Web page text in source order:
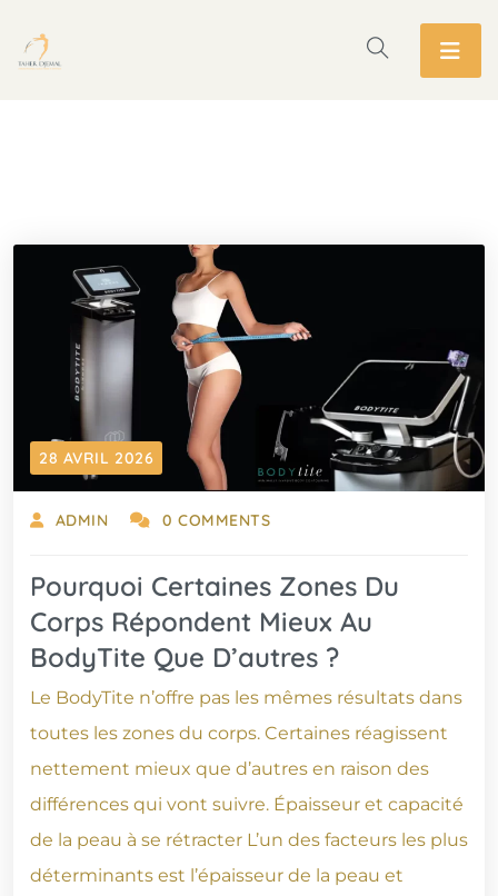
28 AVRIL 2026
ADMIN 0 COMMENTS
Pourquoi Certaines Zones Du
Corps Répondent Mieux Au
BodyTite Que D’autres ?
Le BodyTite n’offre pas les mêmes résultats dans
toutes les zones du corps. Certaines réagissent
nettement mieux que d’autres en raison des
différences qui vont suivre. Épaisseur et capacité
de la peau à se rétracter L’un des facteurs les plus
déterminants est l’épaisseur de la peau et